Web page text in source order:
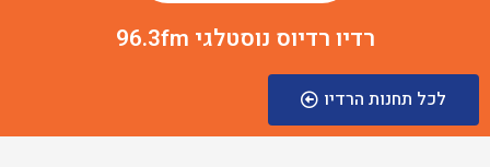
רדיו רדיוס נוסטלגי 96.3fm
לכל תחנות הרדיו